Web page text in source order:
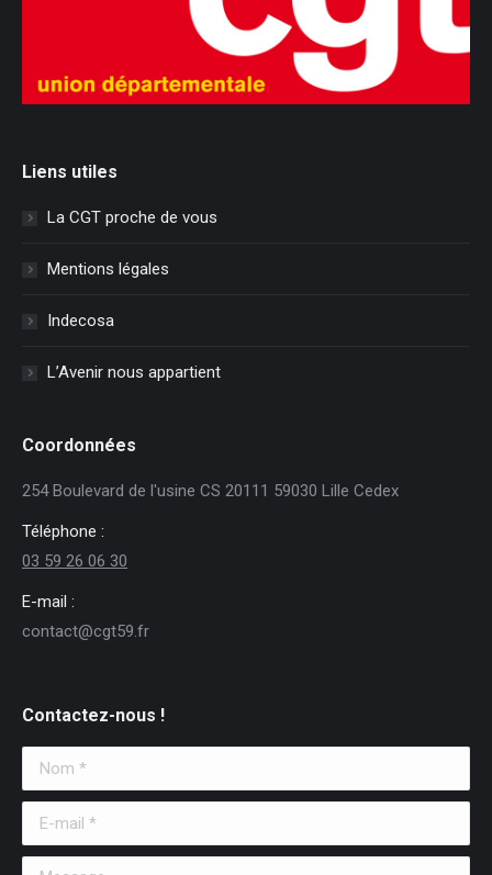
Liens utiles
La CGT proche de vous
Mentions légales
Indecosa
L’Avenir nous appartient
Coordonnées
254 Boulevard de l'usine CS 20111 59030 Lille Cedex
Téléphone :
03 59 26 06 30
E-mail :
contact@cgt59.fr
Contactez-nous !
Nom *
E-mail *
Message